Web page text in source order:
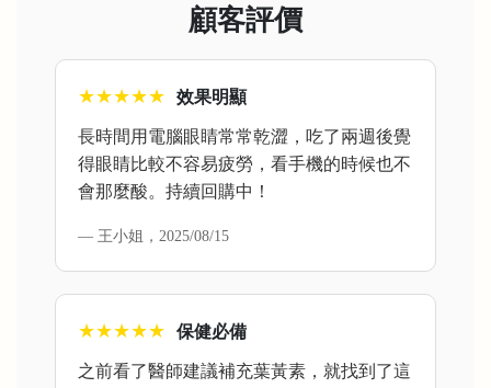
顧客評價
★★★★★ 效果明顯
長時間用電腦眼睛常常乾澀，吃了兩週後覺
得眼睛比較不容易疲勞，看手機的時候也不
會那麼酸。持續回購中！
— 王小姐，2025/08/15
★★★★★ 保健必備
之前看了醫師建議補充葉黃素，就找到了這